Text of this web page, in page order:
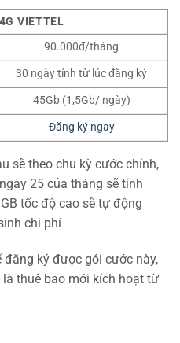
VIETTEL
90.000đ/tháng
30 ngày tính từ lúc đăng ký
45Gb (1,5Gb/ ngày)
Đăng ký ngay
sẽ theo chu kỳ cước chính,
25 của tháng sẽ tính
tốc độ cao sẽ tự động
chi phí
đăng ký được gói cước này,
thuê bao mới kích hoạt từ